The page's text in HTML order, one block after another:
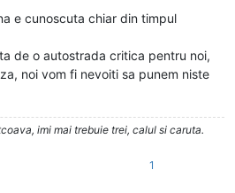
e cunoscuta chiar din timpul
de o autostrada critica pentru noi,
noi vom fi nevoiti sa punem niste
imi mai trebuie trei, calul si caruta.
1